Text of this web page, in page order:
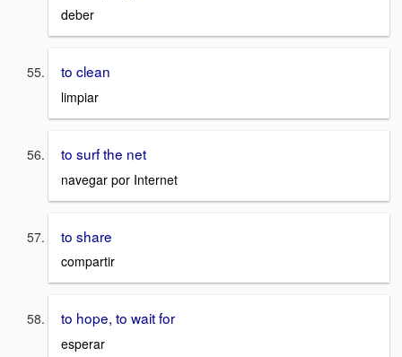
deber
to clean
limpiar
to surf the net
navegar por Internet
to share
compartir
to hope, to wait for
esperar